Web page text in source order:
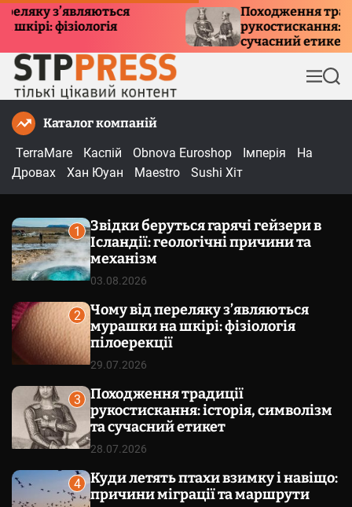
з’являються
Походження традиції
рукостискання: історія,
сучасний етикет
М
е
П
о
Каталог компаній
TerraMare
Каспій Obnova Euroshop Імперія
На
Дровах
Хан Юуан Maestro Sushi Хіт
1
Звідки беруться гарячі гейзери в
Ісландії: геологічні причини та
механізм
03.08.2026
2
Чому від переляку з’являються
мурашки на шкірі: фізіологія
пілоерекції
29.07.2026
3
Походження традиції
рукостискання: історія, символізм
та сучасний етикет
28.07.2026
4
Куди летять птахи взимку і навіщо:
причини міграції та маршрути